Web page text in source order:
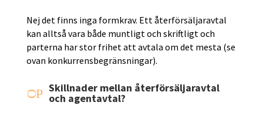
Nej det finns inga formkrav. Ett återförsäljaravtal
kan alltså vara både muntligt och skriftligt och
parterna har stor frihet att avtala om det mesta (se
ovan konkurrensbegränsningar).
OP Skillnader mellan återförsäljaravtal
och agentavtal?